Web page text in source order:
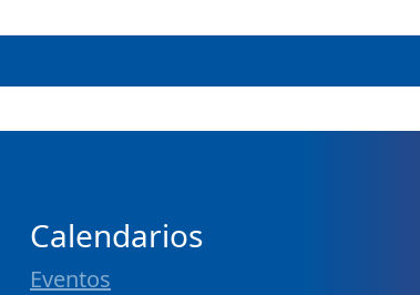
Calendarios
Eventos